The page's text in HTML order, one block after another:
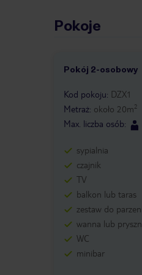
Pokoje
Pokój 2-osobowy
Kod pokoju: DZX1
Metraż: około 20m2
Max. liczba osób:
sypialnia
czajnik
TV
balkon lub taras
zestaw do
wanna lub
WC
minibar